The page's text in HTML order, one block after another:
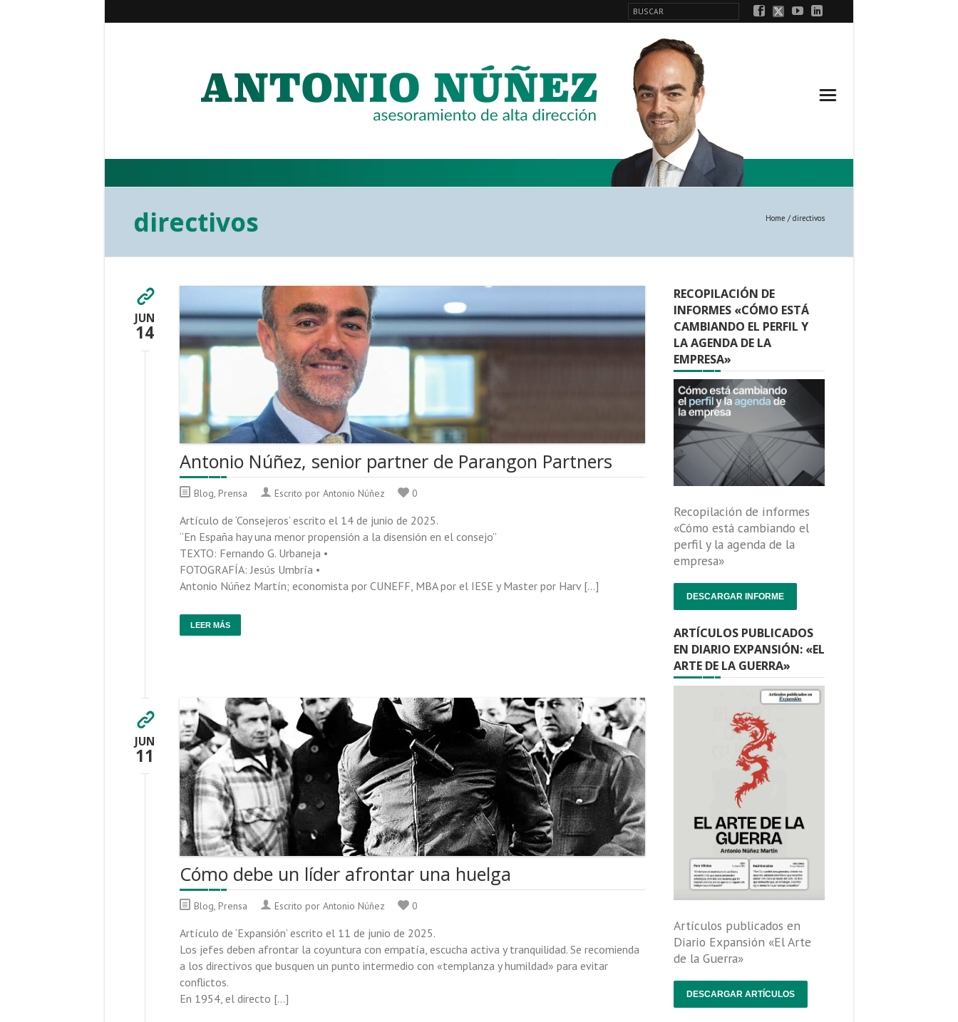
directivos Home / directivos
JUN
14
Antonio Núñez, senior partner de Parangon Partners
Blog, Prensa Escrito por Antonio Núñez 0
Artículo de ‘Consejeros’ escrito el 14 de junio de 2025.
“En España hay una menor propensión a la disensión en el consejo”
TEXTO: Fernando G. Urbaneja •
FOTOGRAFÍA: Jesús Umbría •
Antonio Núñez Martín; economista por CUNEFF, MBA por el IESE y Master por Harv […]
LEER MÁS
JUN
11
Cómo debe un líder afrontar una huelga
Blog, Prensa Escrito por Antonio Núñez 0
Artículo de ‘Expansión’ escrito el 11 de junio de 2025.
Los jefes deben afrontar la coyuntura con empatía, escucha activa y tranquilidad. Se recomienda
a los directivos que busquen un punto intermedio con «templanza y humildad» para evitar
conflictos.
En 1954, el directo […]
RECOPILACIÓN DE
INFORMES «CÓMO ESTÁ
CAMBIANDO EL PERFIL Y
LA AGENDA DE LA
EMPRESA»
Recopilación de informes
«Cómo está cambiando el
perfil y la agenda de la
empresa»
DESCARGAR INFORME
ARTÍCULOS PUBLICADOS
EN DIARIO EXPANSIÓN: «EL
ARTE DE LA GUERRA»
Artículos publicados en
Diario Expansión «El Arte
de la Guerra»
DESCARGAR ARTÍCULOS